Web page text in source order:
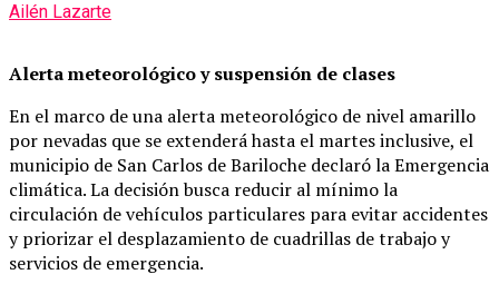
Ailén Lazarte
Alerta meteorológico y suspensión de clases
En el marco de una alerta meteorológico de nivel amarillo
por nevadas que se extenderá hasta el martes inclusive, el
municipio de San Carlos de Bariloche declaró la Emergencia
climática. La decisión busca reducir al mínimo la
circulación de vehículos particulares para evitar accidentes
y priorizar el desplazamiento de cuadrillas de trabajo y
servicios de emergencia.